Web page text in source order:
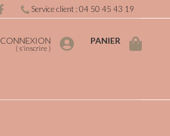
CONNEXION
( s'inscrire )
PANIER
Service client : 04 50 45 43 19